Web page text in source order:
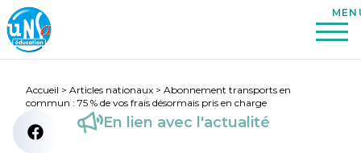
Accueil > Articles nationaux > Abonnement transports en
commun : 75 % de vos frais désormais pris en charge
En lien avec l'actualité